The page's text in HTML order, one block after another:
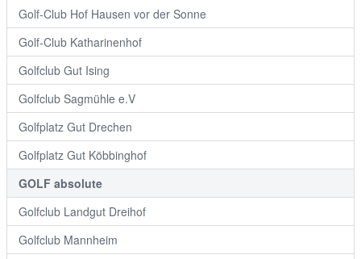
Golf-Club Hof Hausen vor der Sonne
Golf-Club Katharinenhof
Golfclub Gut Ising
Golfclub Sagmühle e.V
Golfplatz Gut Drechen
Golfplatz Gut Köbbinghof
GOLF absolute
Golfclub Landgut Dreihof
Golfclub Mannheim